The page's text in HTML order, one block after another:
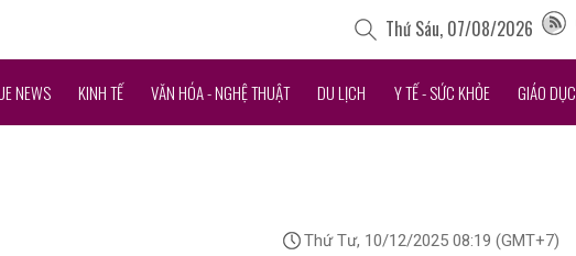
Thứ Sáu, 07/08/2026
NEWS KINH TẾ VĂN HÓA - NGHỆ THUẬT DU LỊCH Y TẾ - SỨC KHỎE GIÁO DỤC
Thứ Tư, 10/12/2025 08:19 (GMT+7)